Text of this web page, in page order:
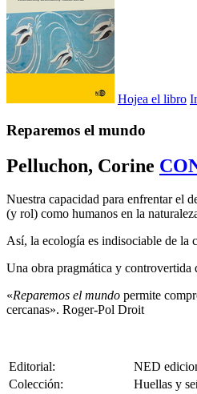
Hojea el libro
Reparemos el mundo
Pelluchon, Corine
Nuestra capacidad para enfrentar el
(y rol) como humanos en la
Así, la ecología es indisociable de la
Una obra pragmática y
«Reparemos el mundo permite
cercanas». Roger-Pol Droit
Editorial:
NED
Colección:
Huellas y